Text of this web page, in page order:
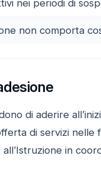
nei periodi di
non comporta
di aderire
di servizi nelle
in